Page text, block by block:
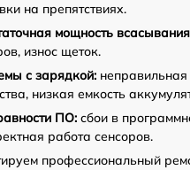
на препятствиях.
мощность
износ щеток.
с зарядкой:
низкая емкость
ПО: сбои в
работа сенсоров.
профессиональный